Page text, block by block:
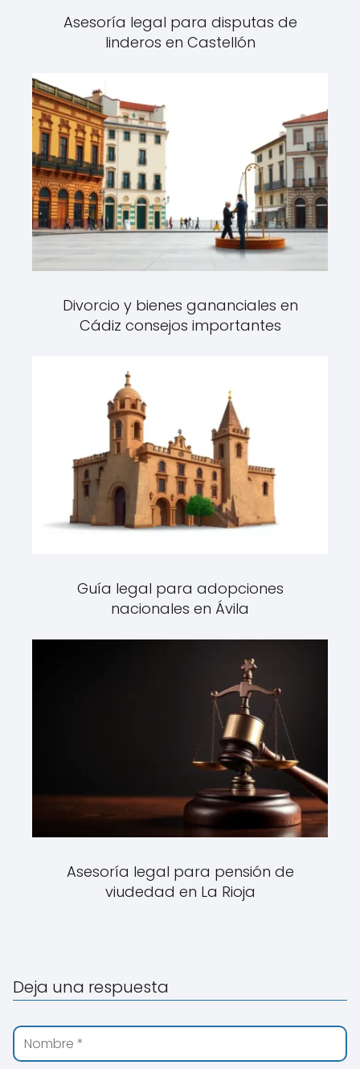
Asesoría legal para disputas de
linderos en Castellón
Divorcio y bienes gananciales en
Cádiz consejos importantes
Guía legal para adopciones
nacionales en Ávila
Asesoría legal para pensión de
viudedad en La Rioja
Deja una respuesta